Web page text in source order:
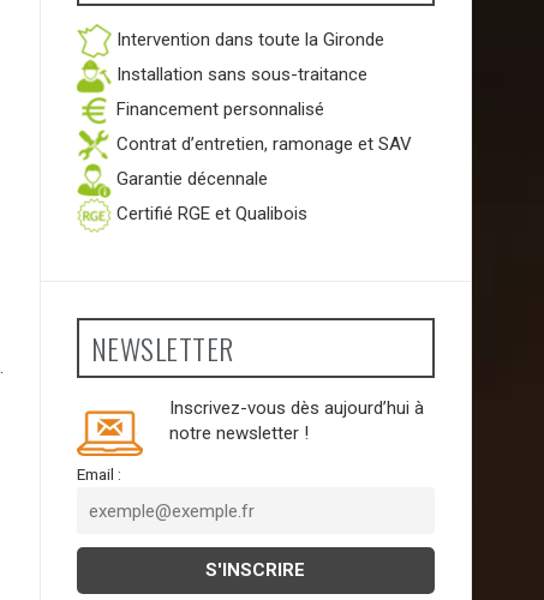
Intervention dans toute la Gironde
Installation sans sous-traitance
Financement personnalisé
Contrat d’entretien, ramonage et SAV
Garantie décennale
Certifié RGE et Qualibois
NEWSLETTER
Inscrivez-vous dès aujourd’hui à
notre newsletter !
Email :